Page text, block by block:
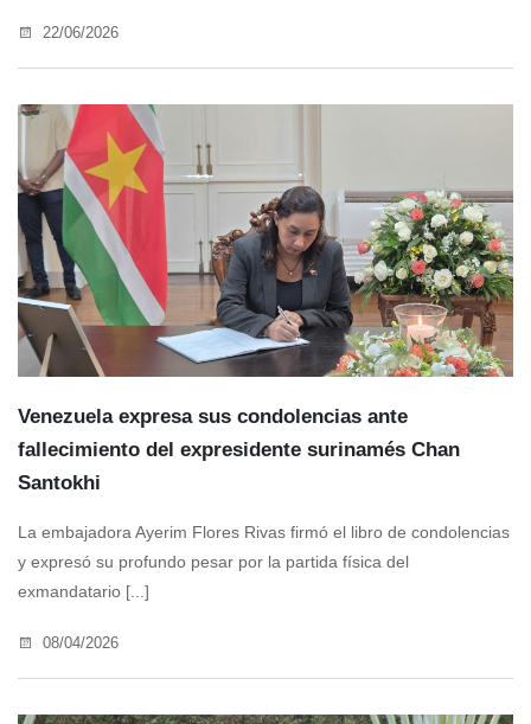
22/06/2026
Venezuela expresa sus condolencias ante
fallecimiento del expresidente surinamés Chan
Santokhi
La embajadora Ayerim Flores Rivas firmó el libro de condolencias
y expresó su profundo pesar por la partida física del
exmandatario [...]
08/04/2026